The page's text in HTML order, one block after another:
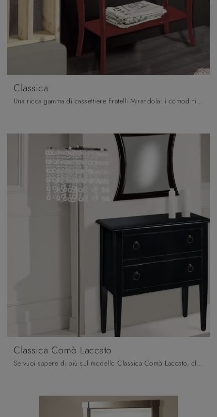
Classica
Una ricca gamma di cassettiere Fratelli Mirandola: i comodini classici in laccato opaco, come Classica, sono tra le soluzioni più belle.
Classica Comò Laccato
Se vuoi sapere di più sul modello Classica Comò Laccato, clicca e scopri i Comodini e comò Fratelli Mirandola ideali per la tua zona notte.